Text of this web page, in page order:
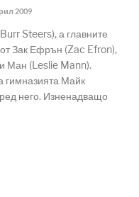
2009
Steers), а главните
Зак Ефрън (Zac Efron),
Ман (Leslie Mann).
гимназията Майк
него. Изненадващо